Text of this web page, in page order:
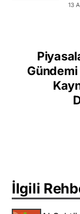
13
Gündemi
İlgili